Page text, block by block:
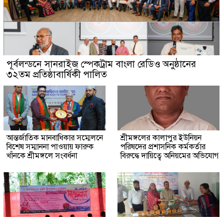
পূর্বলন্ডনে সানরাইজ স্পেকট্রাম বাংলা রেডিও অনুষ্ঠানের
৩২তম প্রতিষ্ঠাবার্ষিকী পালিত
আন্তর্জাতিক মানবাধিকার সম্মেলনে
বিশেষ সম্মাননা পাওয়ায় ফারুক
খাঁনকে শ্রীমঙ্গলে সংবর্ধনা
শ্রীমঙ্গলের কালাপুর ইউনিয়ন
পরিষদের প্রশাসনিক কর্মকর্তার
বিরুদ্ধে দায়িত্বে অনিয়মের অভিযোগ